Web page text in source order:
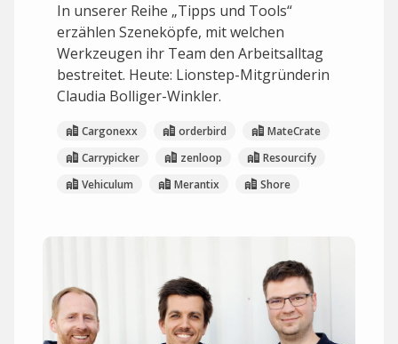
In unserer Reihe „Tipps und Tools“
erzählen Szeneköpfe, mit welchen
Werkzeugen ihr Team den Arbeitsalltag
bestreitet. Heute: Lionstep-Mitgründerin
Claudia Bolliger-Winkler.
Cargonexx orderbird
MateCrate
Carrypicker
zenloop
Resourcify
Vehiculum
Merantix Shore